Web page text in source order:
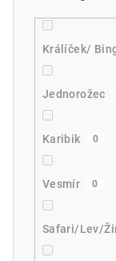
Králíček/
Jednorožec
Karibik 0
Vesmír 0
Safari/Lev/